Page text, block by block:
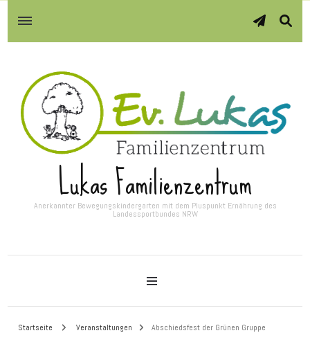
Lukas Familienzentrum
Anerkannter Bewegungskindergarten mit dem Pluspunkt Ernährung des
Landessportbundes NRW
Startseite Veranstaltungen Abschiedsfest der Grünen Gruppe